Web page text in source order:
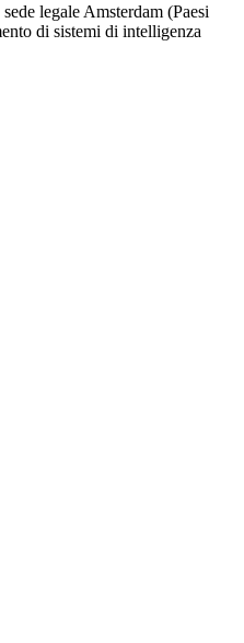
legale Amsterdam (Paesi
di sistemi di intelligenza